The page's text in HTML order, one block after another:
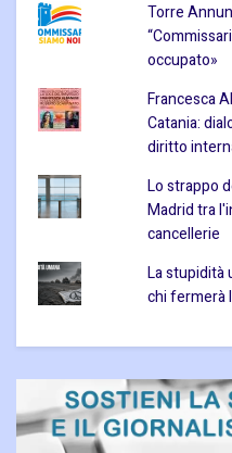
Torre
occupato»
Francesca
Catania:
diritto
Lo strappo
Madrid tra
cancellerie
La stupidità
chi fermerà